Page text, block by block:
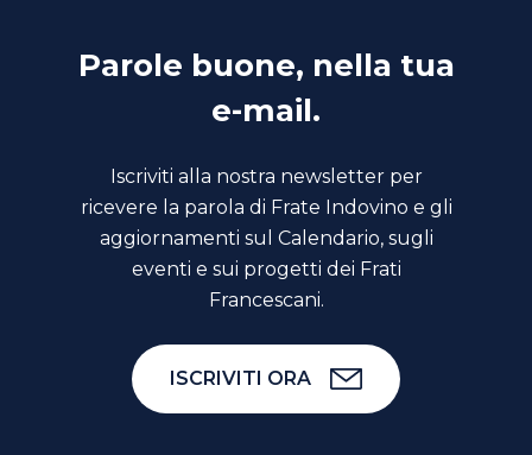
Parole buone, nella tua
e-mail.
Iscriviti alla nostra newsletter per
ricevere la parola di Frate Indovino e gli
aggiornamenti sul Calendario, sugli
eventi e sui progetti dei Frati
Francescani.
ISCRIVITI ORA